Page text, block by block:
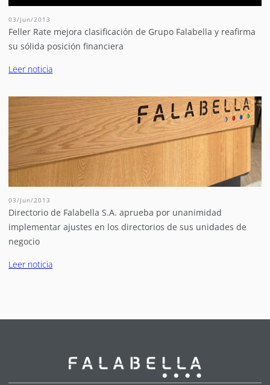
03/Jun/2013
Feller Rate mejora clasificación de Grupo Falabella y reafirma
su sólida posición financiera
Leer noticia
03/Jun/2013
Directorio de Falabella S.A. aprueba por unanimidad
implementar ajustes en los directorios de sus unidades de
negocio
Leer noticia